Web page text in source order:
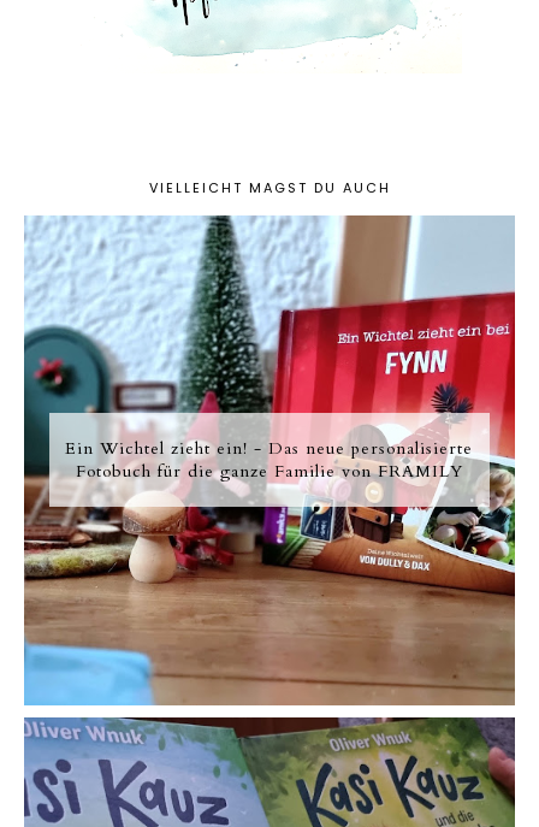
VIELLEICHT MAGST DU AUCH
Ein Wichtel zieht ein! - Das neue personalisierte
Fotobuch für die ganze Familie von FRAMILY